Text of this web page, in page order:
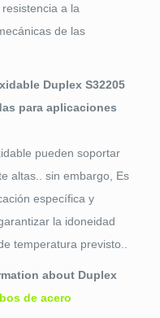
a la
de las
Duplex S32205
para aplicaciones
pueden soportar
altas.. sin embargo, Es
específica y
la idoneidad
temperatura previsto..
about Duplex
de acero